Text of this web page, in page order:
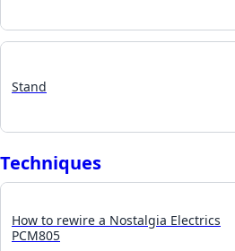
Stand
Techniques
How to rewire a Nostalgia Electrics
PCM805